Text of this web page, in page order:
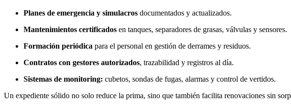
Planes de emergencia y simulacros documentados y actualizados.
Mantenimientos certificados en tanques, separadores de grasas, válvulas y sensores.
Formación periódica para el personal en gestión de derrames y residuos.
Contratos con gestores autorizados, trazabilidad y registros al día.
Sistemas de monitoring: cubetos, sondas de fugas, alarmas y control de vertidos.
Un expediente sólido no solo reduce la prima, sino que también facilita renovaciones sin